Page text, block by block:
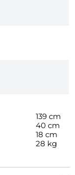
139 cm
40 cm
18 cm
28 kg